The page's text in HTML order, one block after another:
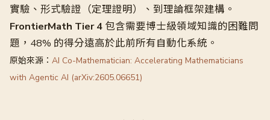
實驗、形式驗證（定理證明）、到理論框架建構。
FrontierMath Tier 4 包含需要博士級領域知識的困難問
題，48% 的得分遠高於此前所有自動化系統。
原始來源： AI Co-Mathematician: Accelerating Mathematicians
with Agentic AI (arXiv:2605.06651)